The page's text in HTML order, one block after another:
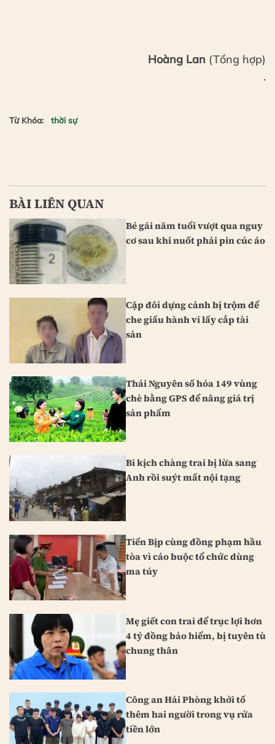
Hoàng Lan (Tổng hợp)
.
Từ Khóa: thời sự
BÀI LIÊN QUAN
Bé gái năm tuổi vượt qua nguy
cơ sau khi nuốt phải pin cúc áo
Cặp đôi dựng cảnh bị trộm để
che giấu hành vi lấy cắp tài
sản
Thái Nguyên số hóa 149 vùng
chè bằng GPS để nâng giá trị
sản phẩm
Bi kịch chàng trai bị lừa sang
Anh rồi suýt mất nội tạng
Tiến Bịp cùng đồng phạm hầu
tòa vì cáo buộc tổ chức dùng
ma túy
Mẹ giết con trai để trục lợi hơn
4 tỷ đồng bảo hiểm, bị tuyên tù
chung thân
Công an Hải Phòng khởi tố
thêm hai người trong vụ rửa
tiền lớn